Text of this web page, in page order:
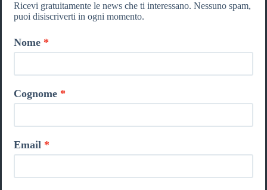
Ricevi gratuitamente le news che ti interessano. Nessuno spam,
puoi disiscriverti in ogni momento.
Nome
Cognome
Email